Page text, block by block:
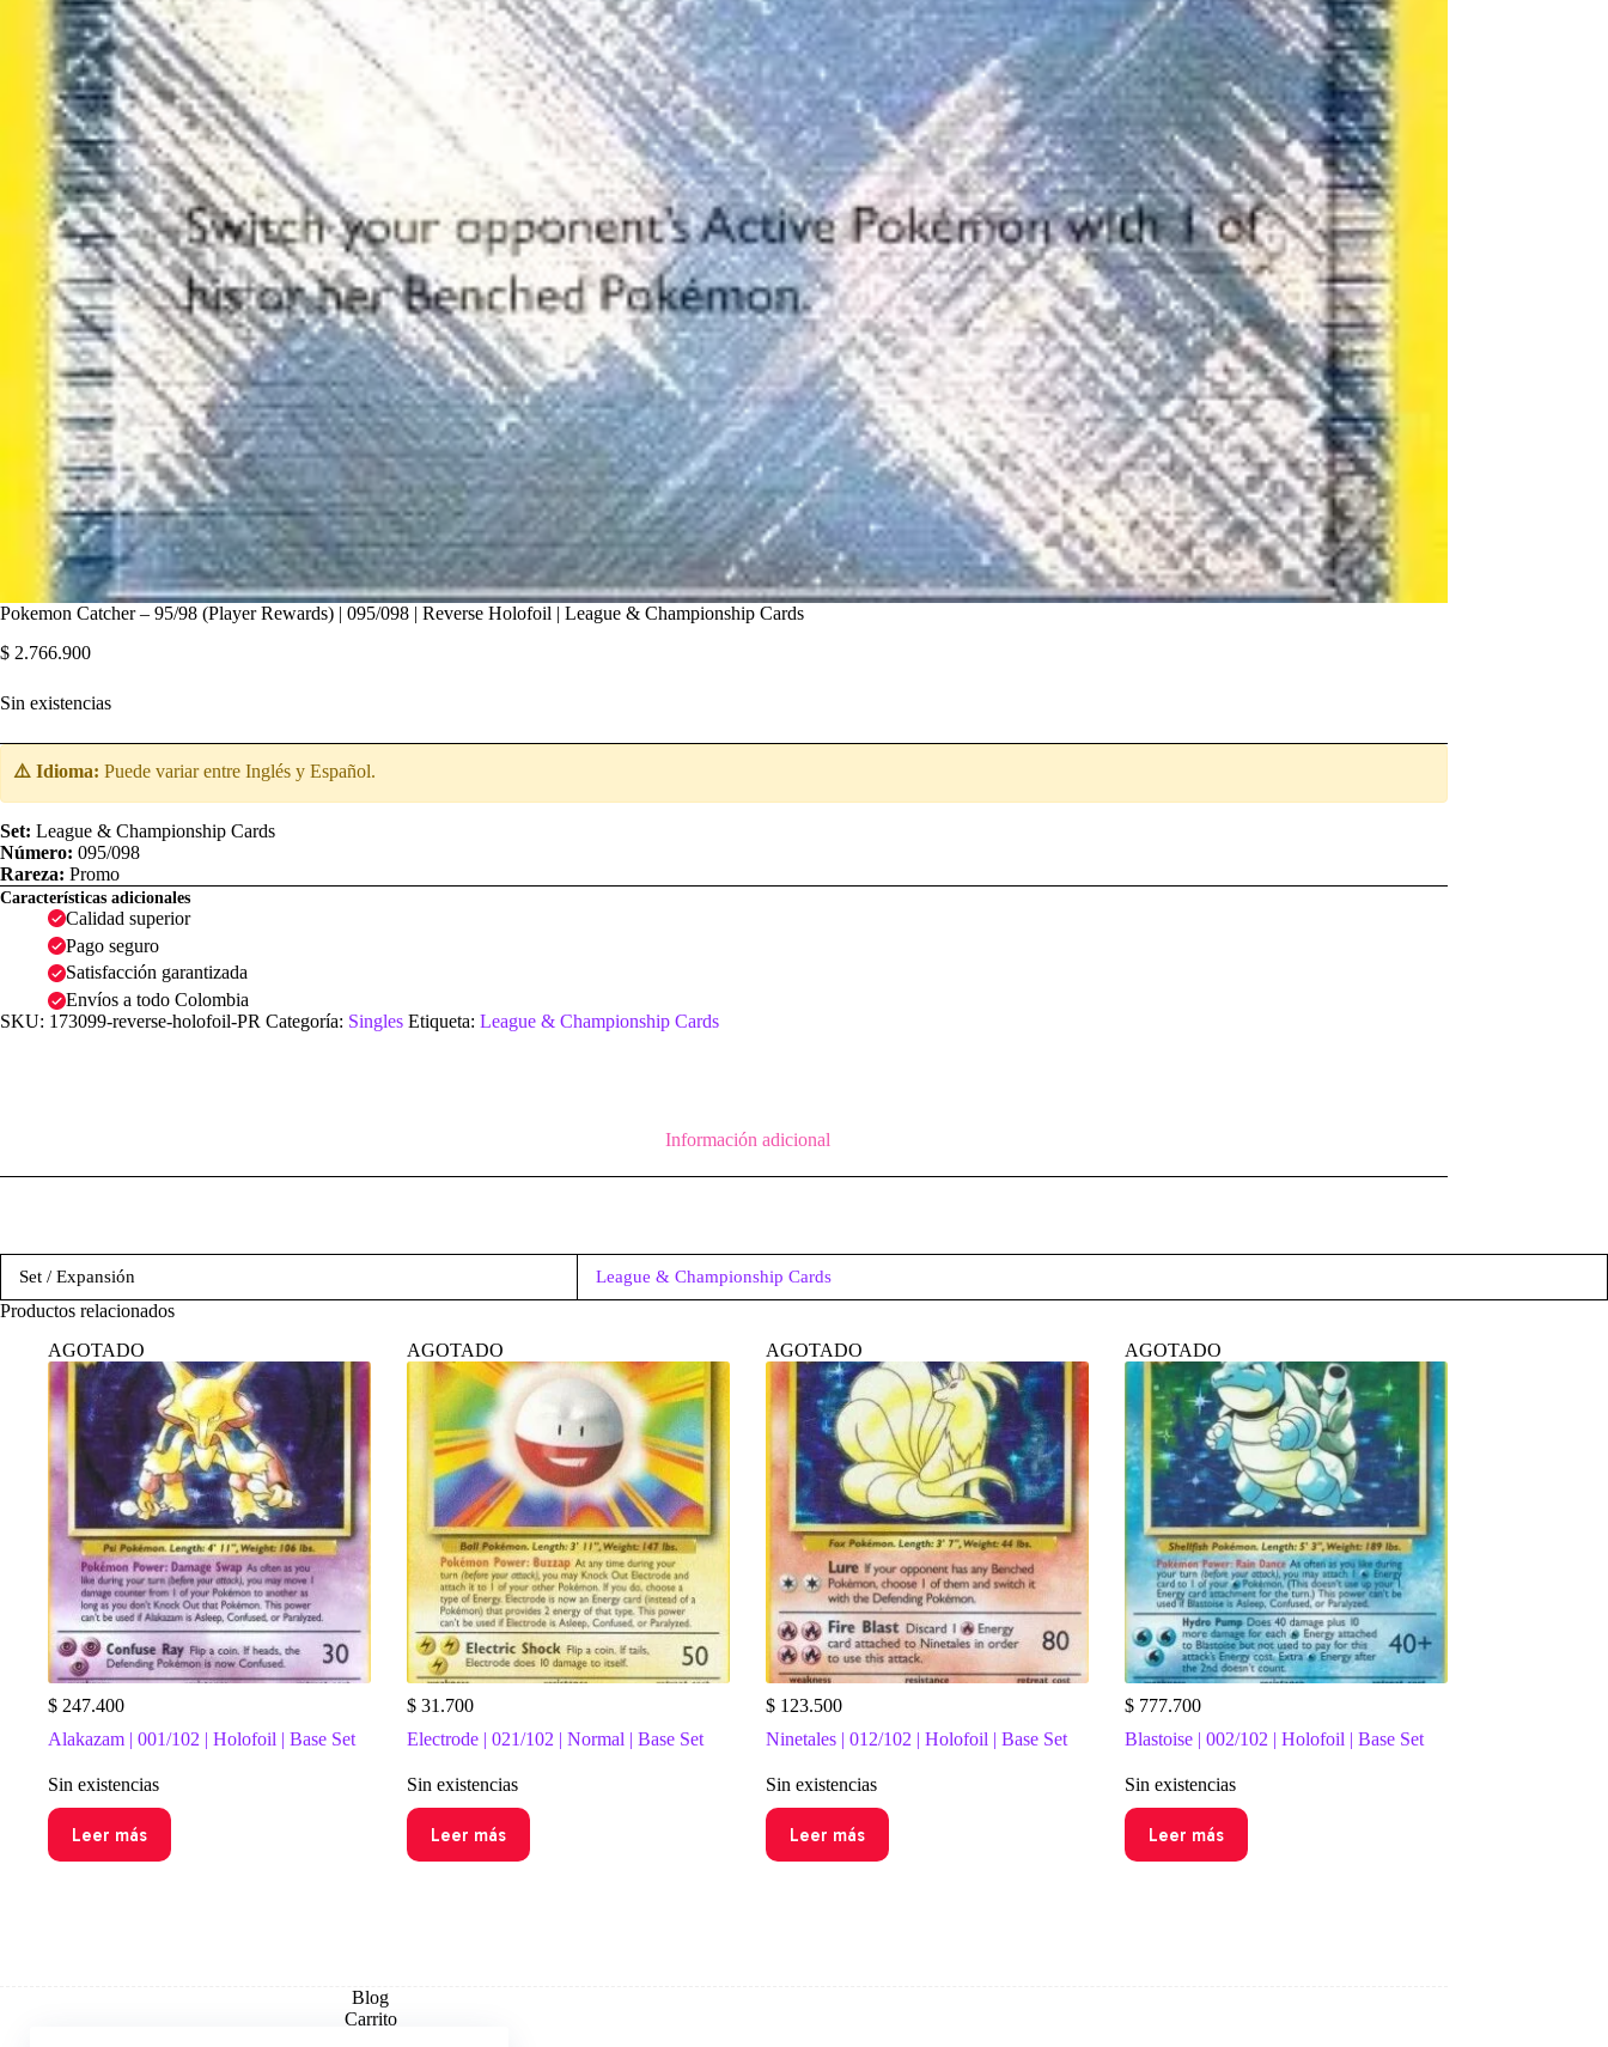
Pokemon Catcher – 95/98 (Player Rewards) | 095/098 | Reverse Holofoil | League & Championship Cards
$ 2.766.900
Sin existencias
⚠️ Idioma: Puede variar entre Inglés y Español.
Set: League & Championship Cards
Número: 095/098
Rareza: Promo
Características adicionales
Calidad superior
Pago seguro
Satisfacción garantizada
Envíos a todo Colombia
SKU: 173099-reverse-holofoil-PR Categoría: Singles Etiqueta: League & Championship Cards
Información adicional
Set / Expansión League & Championship Cards
Productos relacionados
AGOTADO
$ 247.400
Alakazam | 001/102 | Holofoil | Base Set
Sin existencias
Leer más
AGOTADO
$31.700
Electrode | 021/102 | Normal | Base Set
Sin existencias
Leer más
AGOTADO
$123.500
Ninetales | 012/102 | Holofoil | Base Set
Sin existencias
Leer más
AGOTADO
$777.700
Blastoise | 002/102 | Holofoil | Base Set
Sin existencias
Leer más
Blog
Carrito